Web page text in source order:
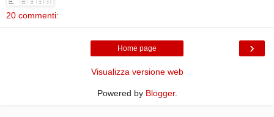
20 commenti:
›
Home page
Visualizza versione web
Powered by Blogger.